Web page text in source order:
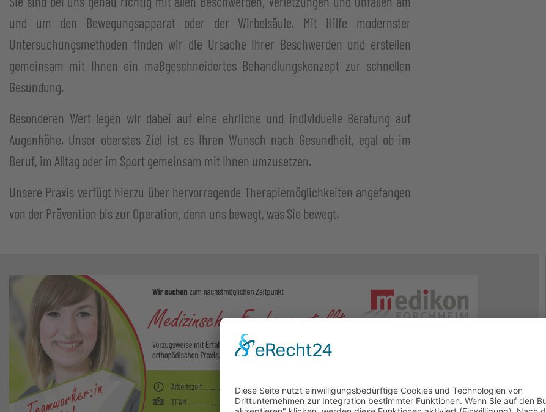
und um den Bewegungsapparat oder der Wirbelsäule. Mit Hilfe modernster
Untersuchungsmethoden finden wir die Ursache Ihrer Beschwerden und erstellen
gemeinsam mit Ihnen ein maßgeschneidertes Behandlungskonzept zur schnellen
Gesundung.
Besonderen Wert legen wir dabei auf eine ehrliche und individuelle Beratung auf
Augenhöhe. Unser oberstes Ziel ist es Ihren Wunsch nach Gesundheit, egal ob im
Beruf, im Alltag oder im Sport gemeinsam mit Ihnen umzusetzen.
Unsere Praxis verfügt hierzu über hervorragende Therapiemöglichkeiten angefangen
von der Prävention bis zur Operation, denn uns bewegt, was Sie bewegt.